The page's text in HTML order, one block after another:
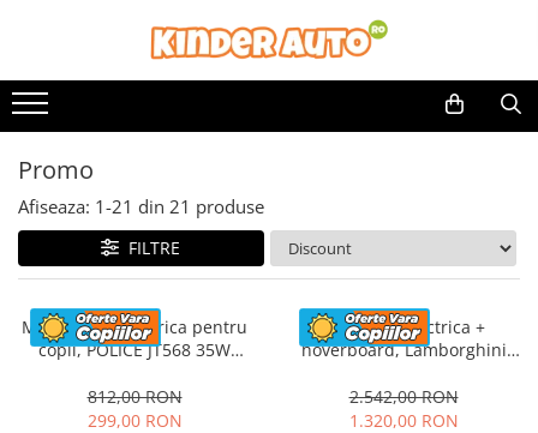
Promo
Afiseaza: 1-21 din 21 produse
FILTRE
Motocicleta electrica pentru
copii, POLICE JT568 35W
812,00 RON
299,00 RON
Masinuta electrica +
hoverboard, Lamborghini
premium, Rosu
2.542,00 RON
1.320,00 RON